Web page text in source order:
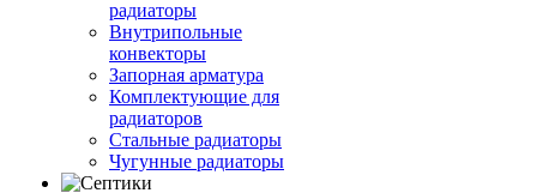
радиаторы
Внутрипольные
конвекторы
Запорная арматура
Комплектующие для
радиаторов
Стальные радиаторы
Чугунные радиаторы